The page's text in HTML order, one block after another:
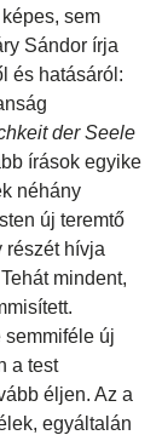
sem
Sándor írja
és hatásáról:
der Seele
írások egyike
néhány
új teremtő
részét hívja
mindent,
semmiféle új
a test
éljen. Az a
egyáltalán